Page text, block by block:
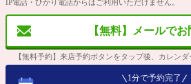
IP電話・ひかり電話からはご利用いただけません。
【無料】メールで
【無料予約】来店予約ボタンをタップ後、カレン
1分で予約完了